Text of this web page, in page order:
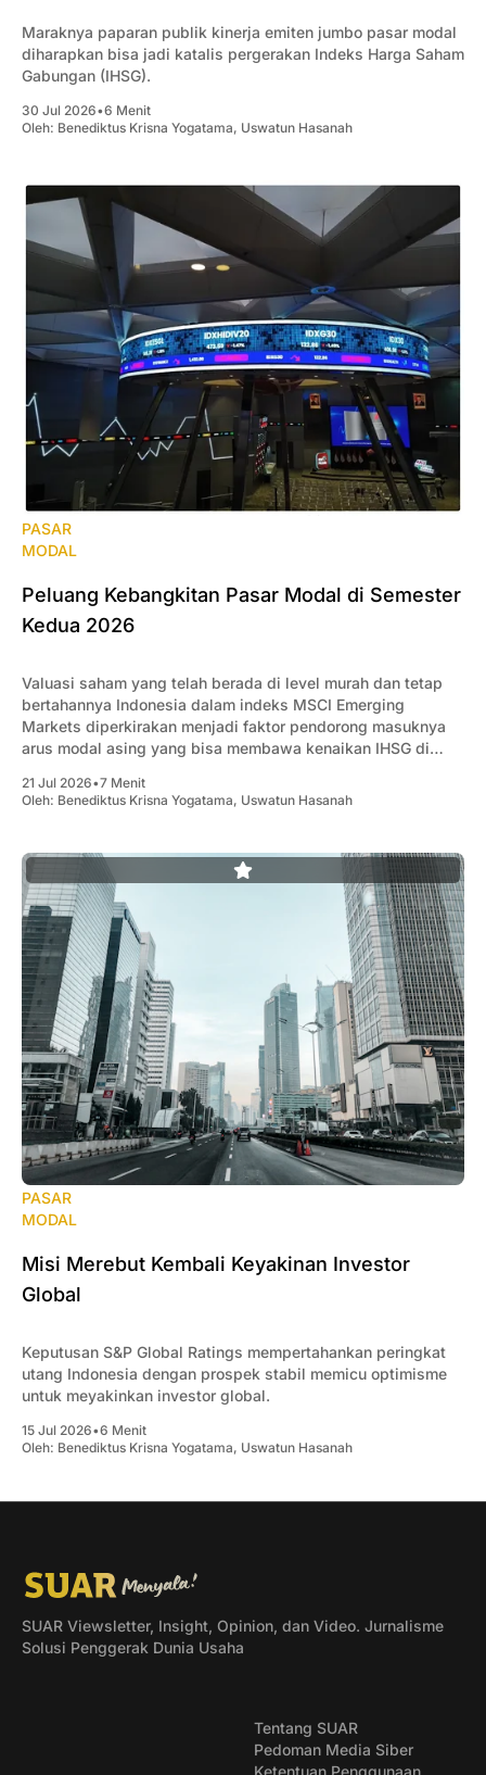
Maraknya paparan publik kinerja emiten jumbo pasar modal
diharapkan bisa jadi katalis pergerakan Indeks Harga Saham
Gabungan (IHSG).
30 Jul 2026•6 Menit
Oleh: Benediktus Krisna Yogatama, Uswatun Hasanah
PASAR
MODAL
Peluang Kebangkitan Pasar Modal di Semester
Kedua 2026
Valuasi saham yang telah berada di level murah dan tetap
bertahannya Indonesia dalam indeks MSCI Emerging
Markets diperkirakan menjadi faktor pendorong masuknya
arus modal asing yang bisa membawa kenaikan IHSG di
21 Jul 2026•7 Menit
Oleh: Benediktus Krisna Yogatama, Uswatun Hasanah
PASAR
MODAL
Misi Merebut Kembali Keyakinan Investor
Global
Keputusan S&P Global Ratings mempertahankan peringkat
utang Indonesia dengan prospek stabil memicu optimisme
untuk meyakinkan investor global.
15 Jul 2026•6 Menit
Oleh: Benediktus Krisna Yogatama, Uswatun Hasanah
SUAR Viewsletter, Insight, Opinion, dan Video. Jurnalisme
Solusi Penggerak Dunia Usaha
Tentang SUAR
Pedoman Media Siber